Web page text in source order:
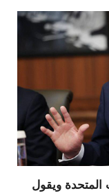
ويقول